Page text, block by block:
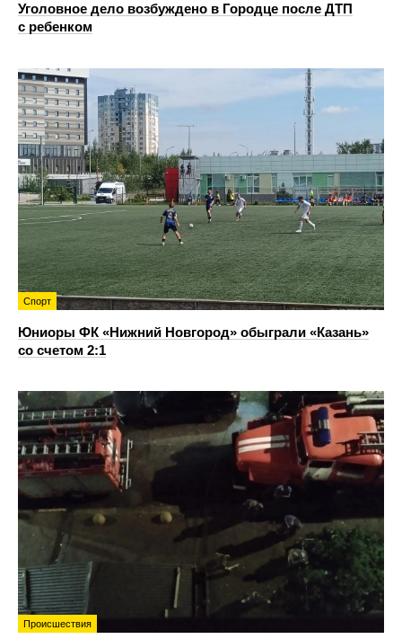
Уголовное дело возбуждено в Городце после ДТП
с ребенком
Спорт
Юниоры ФК «Нижний Новгород» обыграли «Казань»
со счетом 2:1
Происшествия